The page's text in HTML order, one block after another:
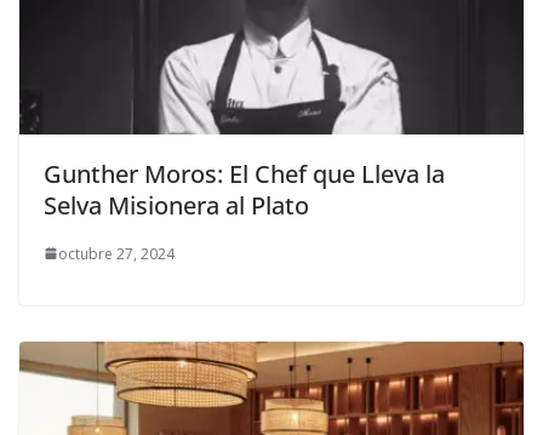
Gunther Moros: El Chef que Lleva la
Selva Misionera al Plato
octubre 27, 2024